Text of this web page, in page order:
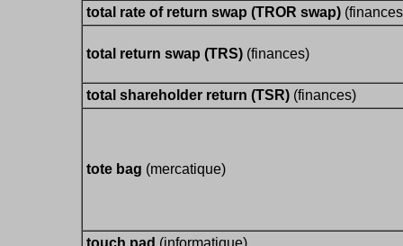
total rate of return swap (TROR swap)
total return swap (TRS) (finances)
total shareholder return (TSR) (finances)
tote bag (mercatique)
touch pad (informatique)